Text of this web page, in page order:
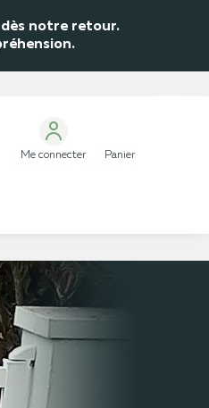
notre retour.
Me connecter Panier